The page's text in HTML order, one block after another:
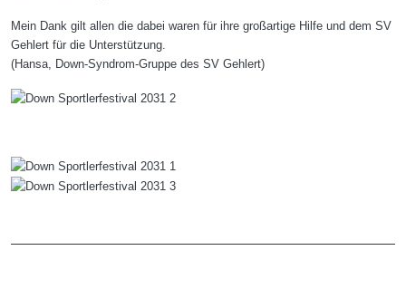
Mein Dank gilt allen die dabei waren für ihre großartige Hilfe und dem SV
Gehlert für die Unterstützung.
(Hansa, Down-Syndrom-Gruppe des SV Gehlert)